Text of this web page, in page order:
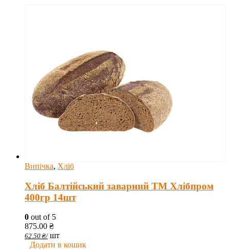
Випічка, Хліб
Хліб Балтійський заварний ТМ Хлібпром
400гр 14шт
0 out of 5
875.00 ₴
62.50 ₴/ шт
Додати в кошик